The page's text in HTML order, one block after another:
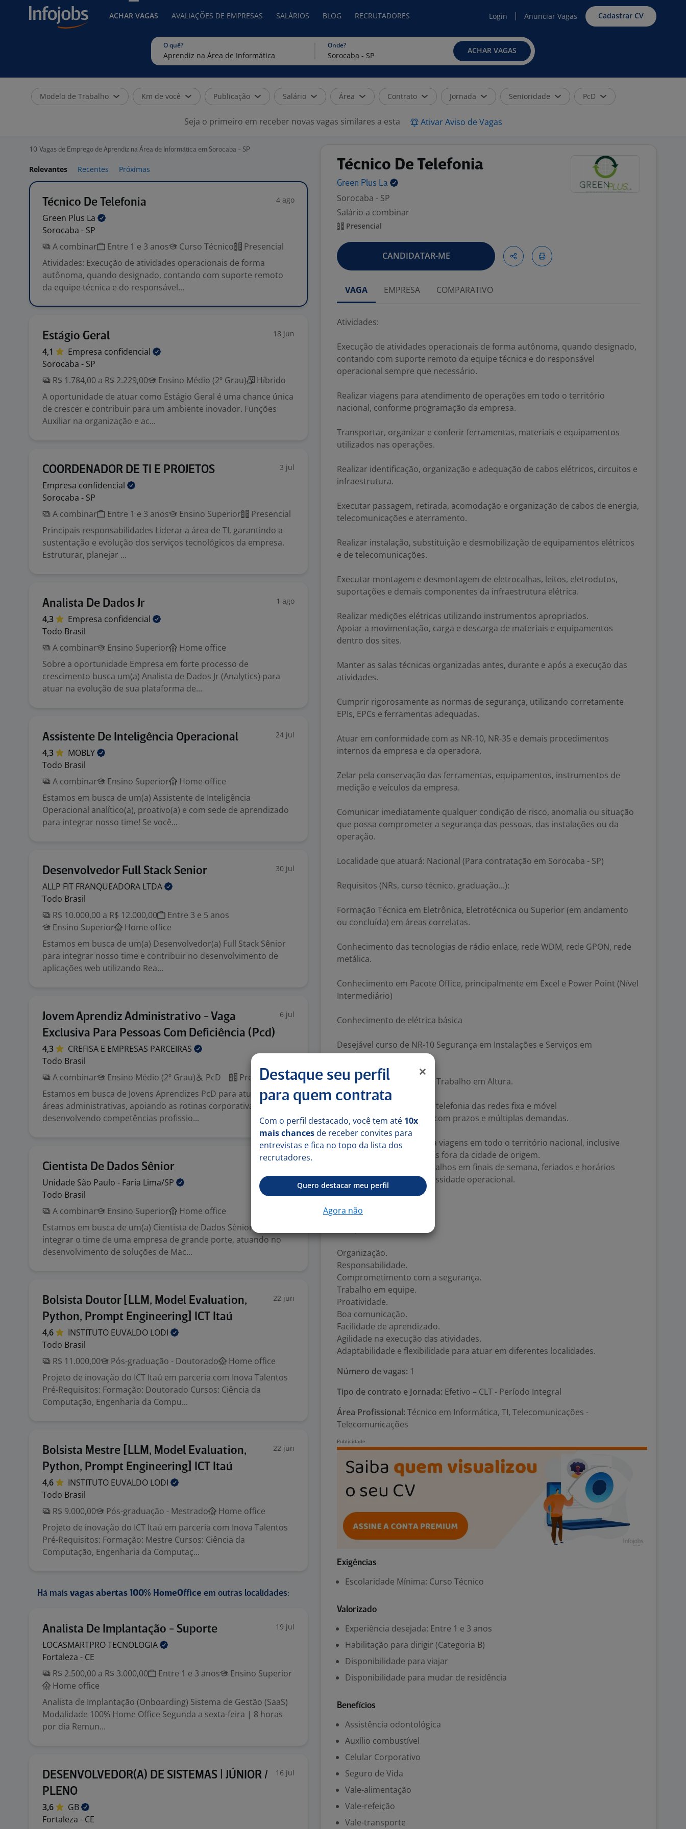
ACHAR VAGAS AVALIAÇÕES DE EMPRESAS SALÁRIOS BLOG RECRUTADORES Login Anunciar Vagas Cadastrar CV
O quê? Onde?
ACHAR VAGAS
Modelo de Trabalho Km de você Publicação Salário Área Contrato Jornada Senioridade PcD
Seja o primeiro em receber novas vagas similares a esta Ativar Aviso de Vagas
10 Vagas de Emprego de Aprendiz na Área de Informática em Sorocaba - SP
Relevantes Recentes Próximas
Técnico De Telefonia 4 ago
Green Plus La
Sorocaba - SP
A combinar
Entre 1 e 3 anos Curso Técnico
Presencial
Atividades: Execução de atividades operacionais de forma
autônoma, quando designado, contando com suporte remoto
da equipe técnica e do responsável...
Estágio Geral 18 jun
4,1 Empresa confidencial
Sorocaba - SP
R$ 1.784,00 a R$ 2.229,00
Ensino Médio (2º Grau)
Híbrido
A oportunidade de atuar como Estágio Geral é uma chance única
de crescer e contribuir para um ambiente inovador. Funções
Auxiliar na organização e ac...
COORDENADOR DE TI E PROJETOS 3 jul
Empresa confidencial
Sorocaba - SP
A combinar
Entre 1 e 3 anos Ensino Superior
Presencial
Principais responsabilidades Liderar a área de TI, garantindo a
sustentação e evolução dos serviços tecnológicos da empresa.
Estruturar, planejar ...
Analista De Dados Jr 1 ago
4,3 Empresa confidencial
Todo Brasil
A combinar
Ensino Superior
Home office
Sobre a oportunidade Empresa em forte processo de
crescimento busca um(a) Analista de Dados Jr (Analytics) para
atuar na evolução de sua plataforma de...
Assistente De Inteligência Operacional 24 jul
4,3
MOBLY
Todo Brasil
A combinar
Ensino Superior
Home office
Estamos em busca de um(a) Assistente de Inteligência
Operacional analítico(a), proativo(a) e com sede de aprendizado
para integrar nosso time! Se você...
Desenvolvedor Full Stack Senior 30 jul
ALLP FIT FRANQUEADORA LTDA
Todo Brasil
R$ 10.000,00 a R$ 12.000,00
Entre 3 e 5 anos
Ensino Superior
Home office
Estamos em busca de um(a) Desenvolvedor(a) Full Stack Sênior
para integrar nosso time e contribuir no desenvolvimento de
aplicações web utilizando Rea...
Jovem Aprendiz Administrativo - Vaga
Exclusiva Para Pessoas Com Deficiência (Pcd)
6 jul
4,3 CREFISA E EMPRESAS PARCEIRAS
Todo Brasil
A combinar
Ensino Médio (2º Grau) PcD
Presencial
Estamos em busca de Jovens Aprendizes PcD para atuar em
áreas administrativas, apoiando as rotinas corporativas e
desenvolvendo competências profissio...
Cientista De Dados Sênior
Unidade São Paulo - Faria Lima/SP
Todo Brasil
A combinar
Ensino Superior
Home office
Estamos em busca de um(a) Cientista de Dados Sênior para
integrar o time de uma empresa de grande porte, atuando no
desenvolvimento de soluções de Mac...
Bolsista Doutor [LLM, Model Evaluation,
Python, Prompt Engineering] ICT Itaú
22 jun
4,6 INSTITUTO EUVALDO LODI
Todo Brasil
R$ 11.000,00
Pós-graduação - Doutorado
Home office
Projeto de inovação do ICT Itaú em parceria com Inova Talentos
Pré-Requisitos: Formação: Doutorado Cursos: Ciência da
Computação, Engenharia da Compu...
Bolsista Mestre [LLM, Model Evaluation,
Python, Prompt Engineering] ICT Itaú
22 jun
4,6 INSTITUTO EUVALDO LODI
Todo Brasil
R$ 9.000,00
Pós-graduação - Mestrado
Home office
Projeto de inovação do ICT Itaú em parceria com Inova Talentos
Pré-Requisitos: Formação: Mestre Cursos: Ciência da
Computação, Engenharia da Computaç...
Há mais vagas abertas 100% HomeOffice em outras localidades:
Analista De Implantação - Suporte 19 jul
LOCASMARTPROTECNOLOGIA
Fortaleza - CE
R$ 2.500,00 a R$ 3.000,00
Entre 1 e 3 anos
Ensino Superior
Home office
Analista de Implantação (Onboarding) Sistema de Gestão (SaaS)
Modalidade 100% Home Office Segunda a sexta-feira | 8 horas
por dia Remun...
DESENVOLVEDOR(A) DE SISTEMAS | JÚNIOR /
PLENO
16 jul
3,6
GB
Fortaleza - CE
Técnico De Telefonia
Green Plus La
Sorocaba - SP
Salário a combinar
Presencial
CANDIDATAR-ME
VAGA EMPRESA COMPARATIVO
Atividades:
Execução de atividades operacionais de forma autônoma, quando designado,
contando com suporte remoto da equipe técnica e do responsável
operacional sempre que necessário.
Realizar viagens para atendimento de operações em todo o território
nacional, conforme programação da empresa.
Transportar, organizar e conferir ferramentas, materiais e equipamentos
utilizados nas operações.
Realizar identificação, organização e adequação de cabos elétricos, circuitos e
infraestrutura.
Executar passagem, retirada, acomodação e organização de cabos de energia,
telecomunicações e aterramento.
Realizar instalação, substituição e desmobilização de equipamentos elétricos
e de telecomunicações.
Executar montagem e desmontagem de eletrocalhas, leitos, eletrodutos,
suportações e demais componentes da infraestrutura elétrica.
Realizar medições elétricas utilizando instrumentos apropriados.
Apoiar a movimentação, carga e descarga de materiais e equipamentos
dentro dos sites.
Manter as salas técnicas organizadas antes, durante e após a execução das
atividades.
Cumprir rigorosamente as normas de segurança, utilizando corretamente
EPIs, EPCs e ferramentas adequadas.
Atuar em conformidade com as NR-10, NR-35 e demais procedimentos
internos da empresa e da operadora.
Zelar pela conservação das ferramentas, equipamentos, instrumentos de
medição e veículos da empresa.
Comunicar imediatamente qualquer condição de risco, anomalia ou situação
que possa comprometer a segurança das pessoas, das instalações ou da
operação.
Localidade que atuará: Nacional (Para contratação em Sorocaba - SP)
Requisitos (NRs, curso técnico, graduação...):
Formação Técnica em Eletrônica, Eletrotécnica ou Superior (em andamento
ou concluída) em áreas correlatas.
Conhecimento das tecnologias de rádio enlace, rede WDM, rede GPON, rede
metálica.
Conhecimento em Pacote Office, principalmente em Excel e Power Point (Nível
Intermediário)
Conhecimento de elétrica básica
Desejável curso de NR-10 Segurança em Instalações e Serviços em
Eletricidade.
Desejável curso de NR-35 Trabalho em Altura.
Vivência com projetos de telefonia das redes fixa e móvel
Capacidade de trabalhar com prazos e múltiplas demandas.
Disponibilidade total para viagens em todo o território nacional, inclusive
permanecendo vários dias fora da cidade de origem.
Disponibilidade para trabalhos em finais de semana, feriados e horários
noturnos, conforme necessidade operacional.
Organização.
Responsabilidade.
Comprometimento com a segurança.
Trabalho em equipe.
Proatividade.
Boa comunicação.
Facilidade de aprendizado.
Agilidade na execução das atividades.
Adaptabilidade e flexibilidade para atuar em diferentes localidades.
Número de vagas: 1
Tipo de contrato e Jornada: Efetivo – CLT - Período Integral
Área Profissional: Técnico em Informática, TI, Telecomunicações -
Telecomunicações
Exigências
Escolaridade Mínima: Curso Técnico
Valorizado
Experiência desejada: Entre 1 e 3 anos
Habilitação para dirigir (Categoria B)
Disponibilidade para viajar
Disponibilidade para mudar de residência
Benefícios
Assistência odontológica
Auxílio combustível
Celular Corporativo
Seguro de Vida
Vale-alimentação
Vale-refeição
Vale-transporte
Destaque seu perfil
para quem contrata
Com o perfil destacado, você tem até 10x
mais chances de receber convites para
entrevistas e fica no topo da lista dos
recrutadores.
Quero destacar meu perfil
Agora não